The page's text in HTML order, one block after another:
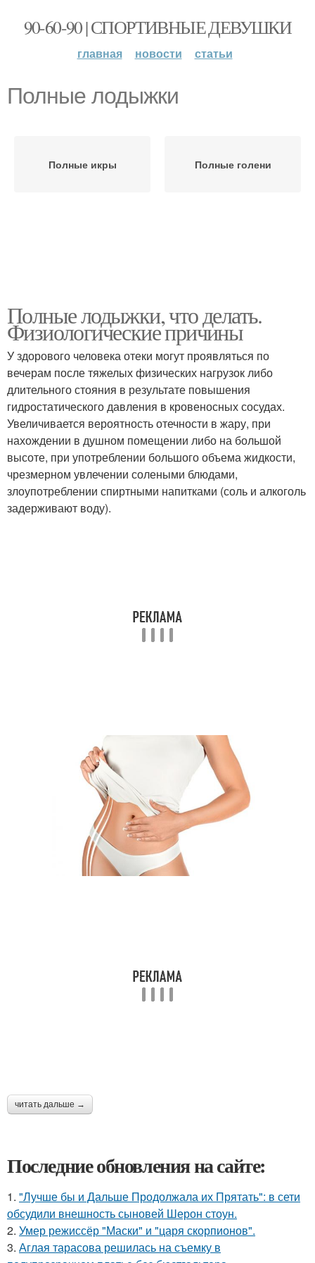
90-60-90 | СПОРТИВНЫЕ ДЕВУШКИ
главная новости статьи
Полные лодыжки
Полные икры Полные голени
Полные лодыжки, что делать.
Физиологические причины
У здорового человека отеки могут проявляться по
вечерам после тяжелых физических нагрузок либо
длительного стояния в результате повышения
гидростатического давления в кровеносных сосудах.
Увеличивается вероятность отечности в жару, при
нахождении в душном помещении либо на большой
высоте, при употреблении большого объема жидкости,
чрезмерном увлечении солеными блюдами,
злоупотреблении спиртными напитками (соль и алкоголь
задерживают воду).
читать дальше →
Последние обновления на сайте:
1. "Лучше бы и Дальше Продолжала их Прятать": в сети
обсудили внешность сыновей Шерон стоун.
2. Умер режиссёр "Маски" и "царя скорпионов".
3. Аглая тарасова решилась на съемку в